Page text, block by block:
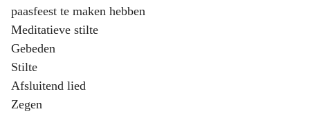
paasfeest te maken hebben
Meditatieve stilte
Gebeden
Stilte
Afsluitend lied
Zegen